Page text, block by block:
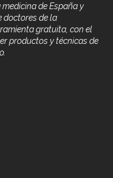
de España y
doctores de la
gratuita, con el
productos y técnicas de